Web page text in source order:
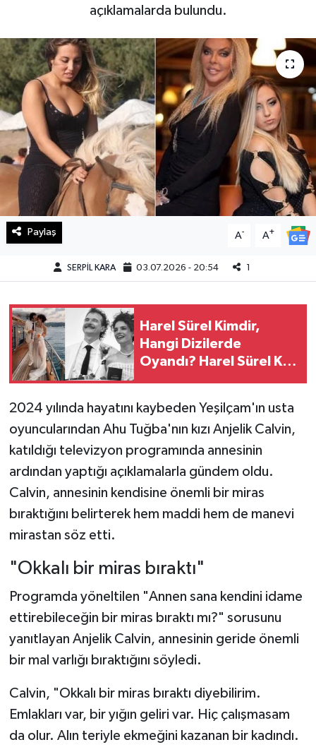
açıklamalarda bulundu.
Paylaş A- A+
SERPİL KARA 03.07.2026 - 20:54 1
Harel Sürel Kimdir,
Hangi Dizilerde
Oyandı? Harel Sürel Kaç
2024 yılında hayatını kaybeden Yeşilçam'ın usta
oyuncularından Ahu Tuğba'nın kızı Anjelik Calvin,
katıldığı televizyon programında annesinin
ardından yaptığı açıklamalarla gündem oldu.
Calvin, annesinin kendisine önemli bir miras
bıraktığını belirterek hem maddi hem de manevi
mirastan söz etti.
"Okkalı bir miras bıraktı"
Programda yöneltilen "Annen sana kendini idame
ettirebileceğin bir miras bıraktı mı?" sorusunu
yanıtlayan Anjelik Calvin, annesinin geride önemli
bir mal varlığı bıraktığını söyledi.
Calvin, "Okkalı bir miras bıraktı diyebilirim.
Emlakları var, bir yığın geliri var. Hiç çalışmasam
da olur. Alın teriyle ekmeğini kazanan bir kadındı.
Haberde İnsan
Kültür Sanat
Magazin
Manşet Altı
Manşetler
Resmi İlan
Sağlık
Spor
Teknoloji
Yaşam
KAHRAMANMARAŞ